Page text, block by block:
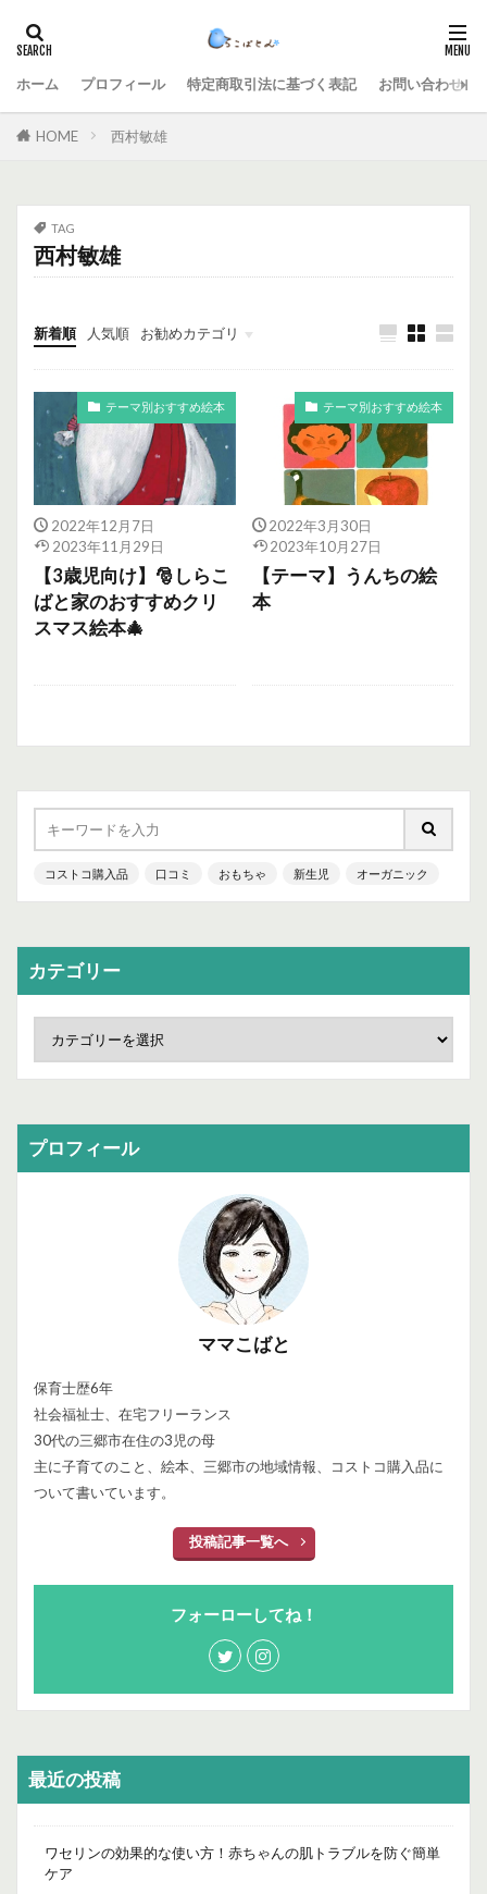
ホーム プロフィール 特定商取引法に基づく表記 お問い合わせ
HOME 西村敏雄
TAG
西村敏雄
新着順 人気順 お勧めカテゴリ
未分類
テーマ別おすすめ絵本
2022年12月7日
2023年11月29日
【3歳児向け】🎅しらこ
ばと家のおすすめクリ
スマス絵本🎄
テーマ別おすすめ絵本
2022年3月30日
2023年10月27日
【テーマ】うんちの絵
本
コストコ購入品 口コミ おもちゃ 新生児 オーガニック
カテゴリー
プロフィール
ママこばと
保育士歴6年
社会福祉士、在宅フリーランス
30代の三郷市在住の3児の母
主に子育てのこと、絵本、三郷市の地域情報、コストコ購入品に
ついて書いています。
投稿記事一覧へ
フォーローしてね！
最近の投稿
ワセリンの効果的な使い方！赤ちゃんの肌トラブルを防ぐ簡単
ケア